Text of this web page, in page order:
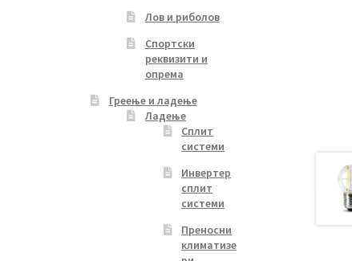
Лов и риболов
Спортски
реквизити и
опрема
Греење и ладење
Ладење
Сплит
системи
Инвертер
сплит
системи
Преносни
климатизе